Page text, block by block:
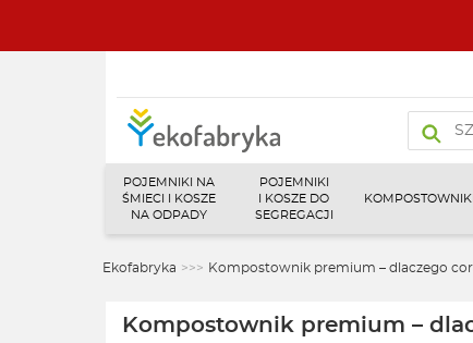
POJEMNIKI NA
ŚMIECI I KOSZE
NA ODPADY
POJEMNIKI
I KOSZE DO
SEGREGACJI
KOMPOSTOWNIKI
Ekofabryka >>> Kompostownik premium – dlaczego
Kompostownik premium –